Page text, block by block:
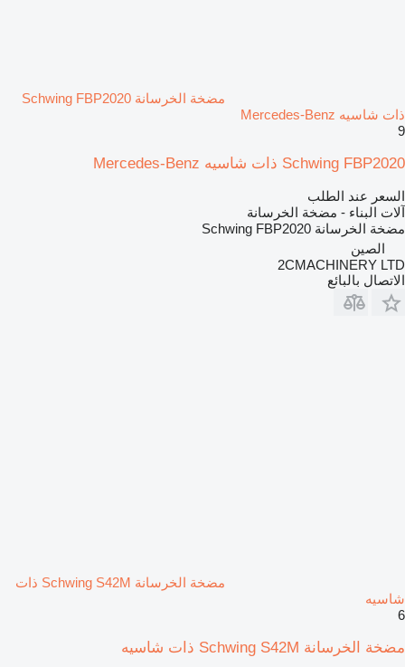
مضخة الخرسانة Schwing FBP2020
ذات شاسيه Mercedes-Benz
9
Schwing FBP2020 ذات شاسيه Mercedes-Benz
السعر عند الطلب
آلات البناء - مضخة الخرسانة
مضخة الخرسانة Schwing FBP2020
الصين
2CMACHINERY LTD
الاتصال بالبائع
مضخة الخرسانة Schwing S42M ذات
شاسيه
6
مضخة الخرسانة Schwing S42M ذات شاسيه